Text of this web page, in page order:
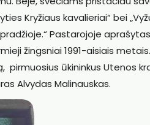
Kryžiaus kavalieriai“ bei
Pastarojoje
žingsniai 1991-aisiais metais.
pirmuosius ūkininkus Utenos
Alvydas Malinauskas.